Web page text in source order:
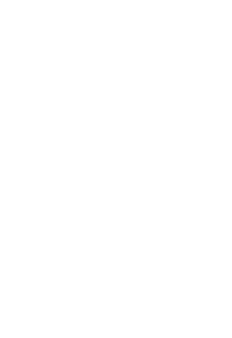
für personalisierte Werbung
zur Auswahl personalisierter Werbung
von Inhalten
durch Statistiken oder Kombinationen von
der Angebote